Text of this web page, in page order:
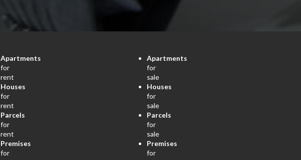
Apartments
for
rent
Houses
for
rent
Parcels
for
rent
Premises
for
Apartments
for
sale
Houses
for
sale
Parcels
for
sale
Premises
for